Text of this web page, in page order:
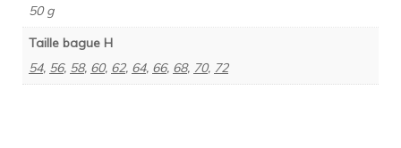
50 g
Taille bague H
54, 56, 58, 60, 62, 64, 66, 68, 70, 72